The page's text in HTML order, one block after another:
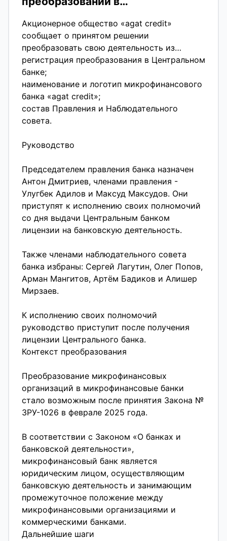
застрахован «Безопасность и прозрачность
инструменты, которые приносят стабильный
доход и заслуживают доверие инвесторов»,
— подчеркнули в компании. АО МФО “agat
credit” продолжает укреплять позиции на
финансовом рынке, предлагая своим
клиентам выгодные и надёжные
инвестиционные решения. Покупка
облигаций доступна в мобильном
приложении и на сайте
Акционерное общество «agat credit»
сообщает о принятом решении
преобразовать свою деятельность из
микрофинансовой организации в
микрофинансовый банк.
Решение акционеров
В соответствии с решением общего
собрания акционеров, состоявшегося 21
преобразование деятельности АО «AGAT
В рамках заседания были рассмотрены и
утверждены:
новый устав и организационная структура
компании;
регистрация преобразования в Центральном
банке;
наименование и логотип микрофинансового
банка «agat credit»;
состав Правления и Наблюдательного
совета.
Руководство
Председателем правления банка назначен
Антон Дмитриев, членами правления -
Улугбек Адилов и Максуд Максудов. Они
приступят к исполнению своих полномочий
со дня выдачи Центральным банком
лицензии на банковскую деятельность.
Также членами наблюдательного совета
банка избраны: Сергей Лагутин, Олег Попов,
Арман Мангитов, Артём Бадиков и Алишер
Мирзаев.
К исполнению своих полномочий
руководство приступит после получения
лицензии Центрального банка.
Контекст преобразования
Преобразование микрофинансовых
организаций в микрофинансовые банки
стало возможным после принятия Закона №
ЗРУ-1026 в феврале 2025 года.
В соответствии с Законом «О банках и
банковской деятельности»,
микрофинансовый банк является
юридическим лицом, осуществляющим
банковскую деятельность и занимающим
промежуточное положение между
микрофинансовыми организациями и
коммерческими банками.
Дальнейшие шаги